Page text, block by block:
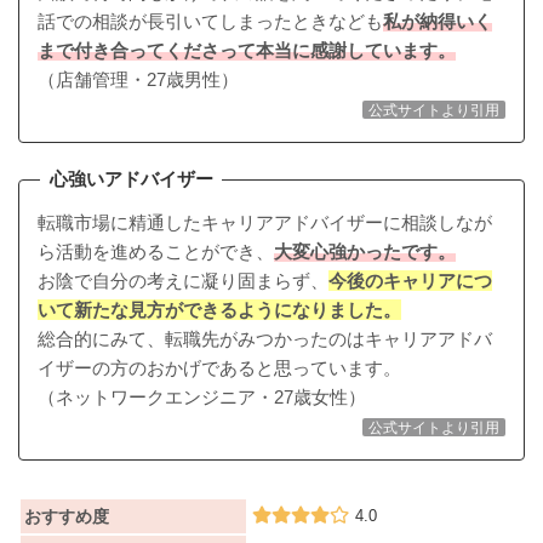
話での相談が長引いてしまったときなども私が納得いく
まで付き合ってくださって本当に感謝しています。
（店舗管理・27歳男性）
公式サイトより引用
心強いアドバイザー
転職市場に精通したキャリアアドバイザーに相談しなが
ら活動を進めることができ、 大変心強かったです。
お陰で自分の考えに凝り固まらず、 今後のキャリアにつ
いて新たな見方ができるようになりました。
総合的にみて、転職先がみつかったのはキャリアアドバ
イザーの方のおかげであると思っています。
（ネットワークエンジニア・27歳女性）
公式サイトより引用
おすすめ度 4.0